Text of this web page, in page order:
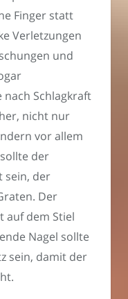
Finger statt
Verletzungen
und
Schlagkraft
nicht nur
vor allem
der
sein, der
Der
auf dem Stiel
Nagel sollte
sein, damit der